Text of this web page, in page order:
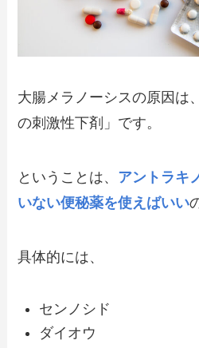
大腸メラノーシスの原因は
の刺激性下剤」です。
ということは、 アントラキ
いない便秘薬を使えばいい
具体的には、
センノシド
ダイオウ